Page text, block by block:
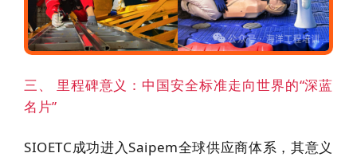
三、 里程碑意义：中国安全标准走向世界的“深蓝
名片”
SIOETC成功进入Saipem全球供应商体系，其意义